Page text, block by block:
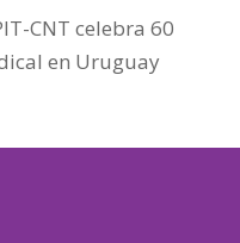
CNT celebra 60
en Uruguay